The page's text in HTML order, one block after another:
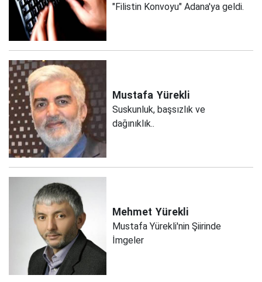
"Filistin Konvoyu" Adana'ya geldi.
Mustafa Yürekli
Suskunluk, başsızlık ve
dağınıklık..
Mehmet Yürekli
Mustafa Yürekli'nin Şiirinde
İmgeler